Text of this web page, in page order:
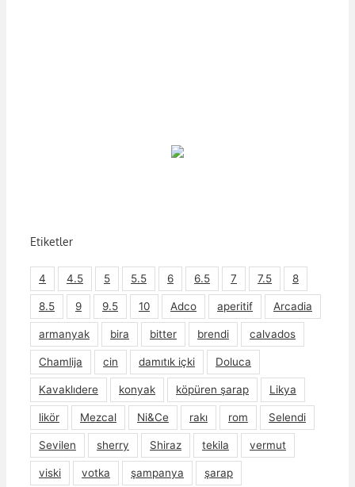
Etiketler
4 4.5 5 5.5 6 6.5 7 7.5 8
8.5 9 9.5 10 Adco aperitif Arcadia
armanyak bira bitter brendi calvados
Chamlija cin damıtık içki Doluca
Kavaklıdere konyak köpüren şarap Likya
likör Mezcal Ni&Ce rakı rom Selendi
Sevilen sherry Shiraz tekila vermut
viski votka şampanya şarap